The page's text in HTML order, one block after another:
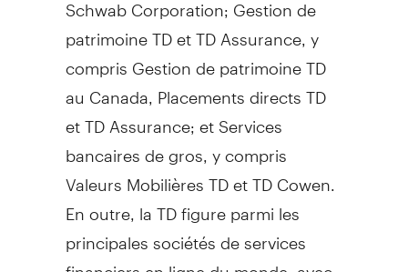
patrimoine TD et TD Assurance, y
comprisGestion depatrimoine TD
au Canada , Placements directs TD
et TD Assurance; et Services
bancaires de gros, y compris
Valeurs Mobilières TD et TD Cowen.
En outre, la TD figure parmi les
principales sociétés de services
financiers en ligne du monde, avec